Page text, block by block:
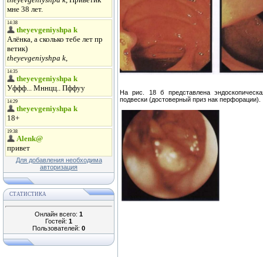
Для добавления необходима
авторизация
СТАТИСТИКА
Онлайн всего: 1
Гостей: 1
Пользователей: 0
На рис. 18 б представлена
подвески (достоверный приз нак перфорации).